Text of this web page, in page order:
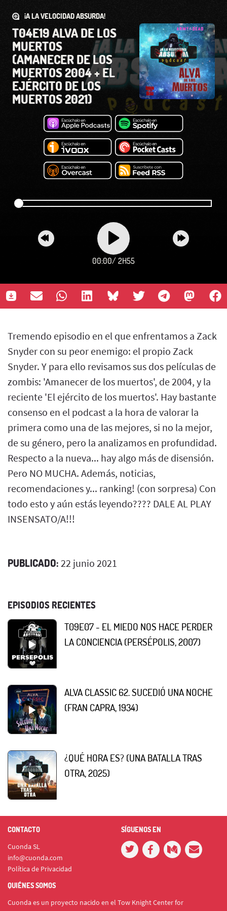
¡A LA VELOCIDAD ABSURDA!
T04E19 ALVA DE LOS
MUERTOS
(AMANECER DE LOS
MUERTOS 2004 + EL
EJÉRCITO DE LOS
MUERTOS 2021)
00:00/ 2H55
Tremendo episodio en el que enfrentamos a Zack
Snyder con su peor enemigo: el propio Zack
Snyder. Y para ello revisamos sus dos películas de
zombis: 'Amanecer de los muertos', de 2004, y la
reciente 'El ejército de los muertos'. Hay bastante
consenso en el podcast a la hora de valorar la
primera como una de las mejores, si no la mejor,
de su género, pero la analizamos en profundidad.
Respecto a la nueva... hay algo más de disensión.
Pero NO MUCHA. Además, noticias,
recomendaciones y... ranking! (con sorpresa) Con
todo esto y aún estás leyendo???? DALE AL PLAY
INSENSATO/A!!!
PUBLICADO: 22 junio 2021
EPISODIOS RECIENTES
T09E07 - EL MIEDO NOS HACE PERDER
LA CONCIENCIA (PERSÉPOLIS, 2007)
ALVA CLASSIC 62. SUCEDIÓ UNA NOCHE
(FRAN CAPRA, 1934)
¿QUÉ HORA ES? (UNA BATALLA TRAS
OTRA, 2025)
CONTACTO
Cuonda SL
info@cuonda.com
Política de Privacidad
SÍGUENOS EN
QUIÉNES SOMOS
Cuonda es un proyecto nacido en el Tow Knight Center for